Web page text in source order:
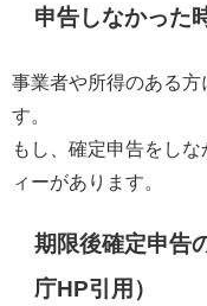
申告しなかった
事業者や所得のある方
す。
もし、確定申告をし
ィーがあります。
期限後確定申告
庁HP引用）